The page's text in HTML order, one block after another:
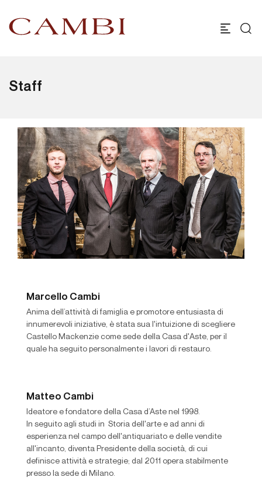
Staff
Marcello Cambi
Anima dell’attività di famiglia e promotore entusiasta di
innumerevoli iniziative, è stata sua l'intuizione di scegliere
Castello Mackenzie come sede della Casa d'Aste, per il
quale ha seguito personalmente i lavori di restauro.
Matteo Cambi
Ideatore e fondatore della Casa d’Aste nel 1998.
In seguito agli studi in Storia dell'arte e ad anni di
esperienza nel campo dell'antiquariato e delle vendite
all'incanto, diventa Presidente della società, di cui
definisce attività e strategie; dal 2011 opera stabilmente
presso la sede di Milano.